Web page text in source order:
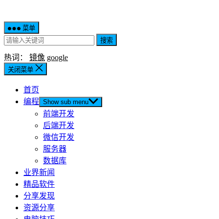
菜单
搜索
热词： 镜像 google
关闭菜单
首页
编程 Show sub menu
前端开发
后端开发
微信开发
服务器
数据库
业界新闻
精品软件
分享发现
资源分享